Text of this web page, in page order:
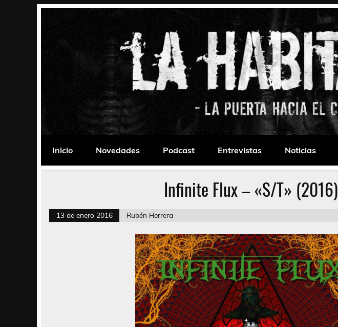
La Habitación 235
Inicio
Novedades Podcast Entrevistas Noticias
Infinite Flux – «S/T» (2016)
13 de enero 2016 Rubén Herrera